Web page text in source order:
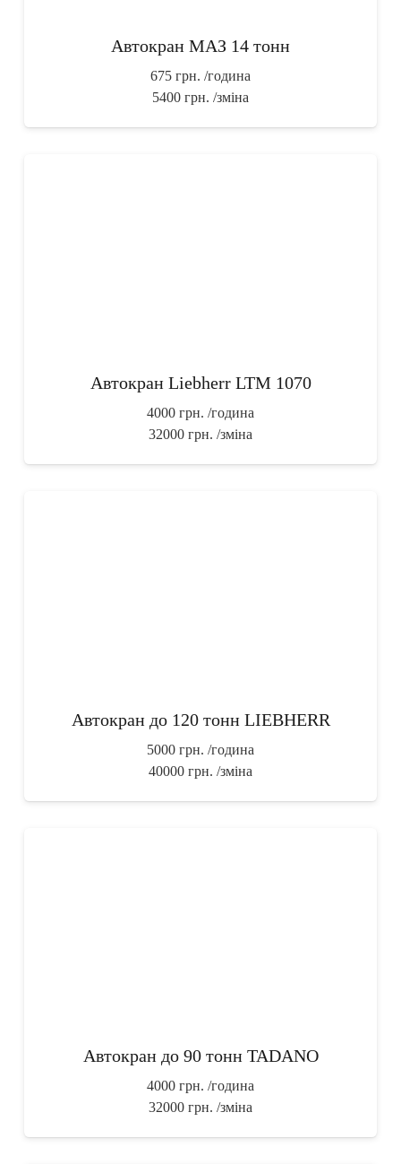
Автокран МАЗ 14 тонн
675 грн. /година
5400 грн. /зміна
Автокран Liebherr LTM 1070
4000 грн. /година
32000 грн. /зміна
Автокран до 120 тонн LIEBHERR
5000 грн. /година
40000 грн. /зміна
Автокран до 90 тонн TADANO
4000 грн. /година
32000 грн. /зміна